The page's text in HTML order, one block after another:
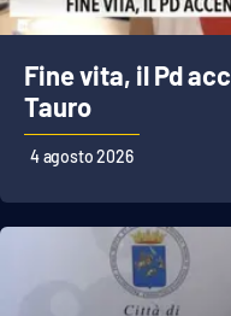
EDIZIONI
LOCALI
Catanzaro
Crotone
Vibo Valentia
Fine vita, il Pd
Tauro
4 agosto 2026